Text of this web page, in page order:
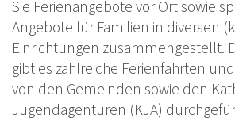
Sie Ferienangebote vor Ort sowie
Angebote für Familien in diversen
Einrichtungen zusammengestellt.
gibt es zahlreiche Ferienfahrten
von den Gemeinden sowie den
Jugendagenturen (KJA)